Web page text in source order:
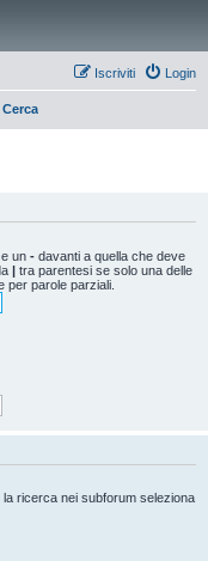
Login
Iscriviti
Cerca
un - davanti a quella che deve
| tra parentesi se solo una delle
parole parziali.
ricerca nei subforum seleziona